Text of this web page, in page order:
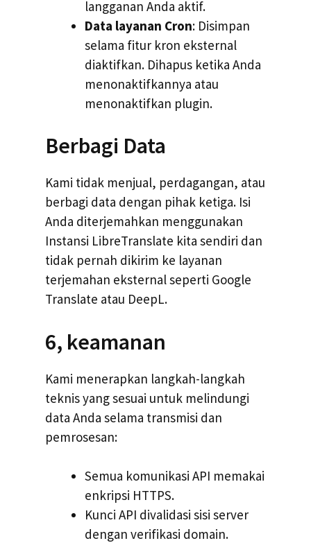
langganan Anda aktif.
Data layanan Cron: Disimpan
selama fitur kron eksternal
diaktifkan. Dihapus ketika Anda
menonaktifkannya atau
menonaktifkan plugin.
Berbagi Data
Kami tidak menjual, perdagangan, atau
berbagi data dengan pihak ketiga. Isi
Anda diterjemahkan menggunakan
Instansi LibreTranslate kita sendiri dan
tidak pernah dikirim ke layanan
terjemahan eksternal seperti Google
Translate atau DeepL.
6, keamanan
Kami menerapkan langkah-langkah
teknis yang sesuai untuk melindungi
data Anda selama transmisi dan
pemrosesan:
Semua komunikasi API memakai
enkripsi HTTPS.
Kunci API divalidasi sisi server
dengan verifikasi domain.